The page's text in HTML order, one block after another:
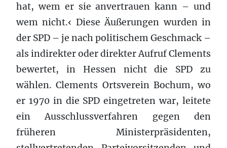
hat, wem er sie anvertrauen kann – und
wem nicht.‹ Diese Äußerungen wurden in
der SPD – je nach politischem Geschmack –
als indirekter oder direkter Aufruf Clements
bewertet, in Hessen nicht die SPD zu
wählen. Clements Ortsverein Bochum, wo
er 1970 in die SPD eingetreten war, leitete
ein Ausschlussverfahren gegen den
früheren Ministerpräsidenten,